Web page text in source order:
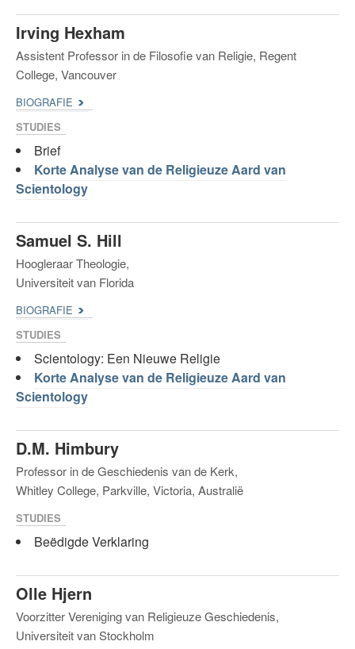
Irving Hexham
Assistent Professor in de Filosofie van Religie, Regent
College, Vancouver
BIOGRAFIE
STUDIES
Brief
Korte Analyse van de Religieuze Aard van
Scientology
Samuel S. Hill
Hoogleraar Theologie,
Universiteit van Florida
BIOGRAFIE
STUDIES
Scientology: Een Nieuwe Religie
Korte Analyse van de Religieuze Aard van
Scientology
D.M. Himbury
Professor in de Geschiedenis van de Kerk,
Whitley College, Parkville, Victoria, Australië
STUDIES
Beëdigde Verklaring
Olle Hjern
Voorzitter Vereniging van Religieuze Geschiedenis,
Universiteit van Stockholm